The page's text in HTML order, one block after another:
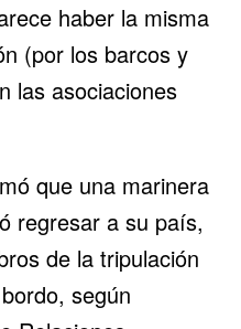
haber la misma
(por los barcos y
las asociaciones
que una marinera
regresar a su país,
de la tripulación
según